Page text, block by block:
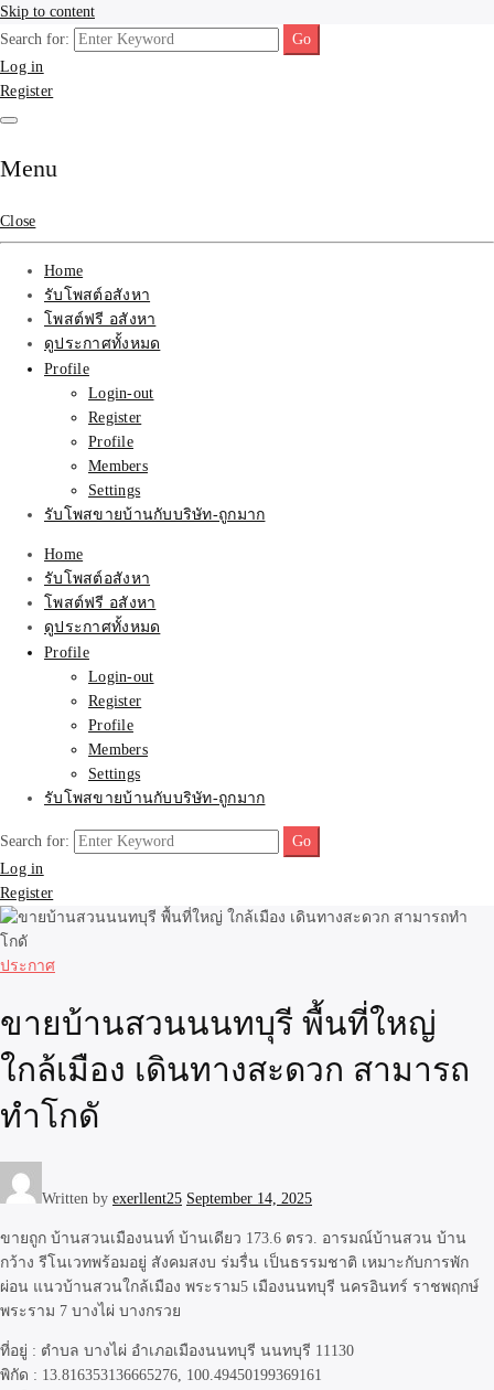
Skip to content
รับจ้างโพสขายบ้าน ที่ดิน
ติดAI SEO กับบริษัทใหญ่
รับจ้างทำโฆษณา สินค้า
บ้านที่ดิน ราคา ถูกและดี
ที่สุด บริการ โปรโมท
โฆษณารับโพสอสังหา ทีม
งาน บริํษัทใหญ่ เว็บขาย
บ้าน คุณภาพอันดับ1
SEOขายบ้าน
รับจ้างโพสขายบ้าน ที่ดิน ไม่มีค่านายหน้า กับบริษัท SEO-AI เน้นติดหน้า
แรก บริการโพสต์ โปรโมท รับจ้างทำโฆษณา ราคาถูก เว็บขายบ้าน รับโพ
สอสังหา ติดหน้าแรกกูเกิ้ล ทีมงาน บริํษัทใหญ่ รับประกันผลงาน ที่เดียวใน
เมืองไทย ช่วยคุณขายบ้าน อสังหา สินค้าได้จริงๆ ราคาถูกและดี มีอยู่จริง
Search for:
Log in
Register
Menu
Close
Home
รับโพสต์อสังหา
โพสต์ฟรี อสังหา
ดูประกาศทั้งหมด
Profile
Login-out
Register
Profile
Members
Settings
รับโพสขายบ้านกับบริษัท-ถูกมาก
Home
รับโพสต์อสังหา
โพสต์ฟรี อสังหา
ดูประกาศทั้งหมด
Profile
Login-out
Register
Profile
Members
Settings
รับโพสขายบ้านกับบริษัท-ถูกมาก
Search for:
Log in
Register
ประกาศ
ขายบ้านสวนนนทบุรี พื้นที่ใหญ่
ใกล้เมือง เดินทางสะดวก สามารถ
ทำโกดั
Written by exerllent25 September 14, 2025
ขายถูก บ้านสวนเมืองนนท์ บ้านเดียว 173.6 ตรว. อารมณ์บ้านสวน บ้าน
กว้าง รีโนเวทพร้อมอยู่ สังคมสงบ ร่มรื่น เป็นธรรมชาติ เหมาะกับการพัก
ผ่อน แนวบ้านสวนใกล้เมือง พระราม5 เมืองนนทบุรี นครอินทร์ ราชพฤกษ์
พระราม 7 บางไผ่ บางกรวย
ที่อยู่ : ตำบล บางไผ่ อำเภอเมืองนนทบุรี นนทบุรี 11130
พิกัด : 13.816353136665276, 100.49450199369161